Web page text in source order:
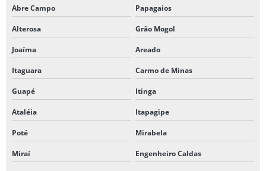
Abre Campo Papagaios
Alterosa Grão Mogol
Joaíma Areado
Itaguara Carmo de Minas
Guapé Itinga
Ataléia Itapagipe
Poté Mirabela
Miraí Engenheiro Caldas